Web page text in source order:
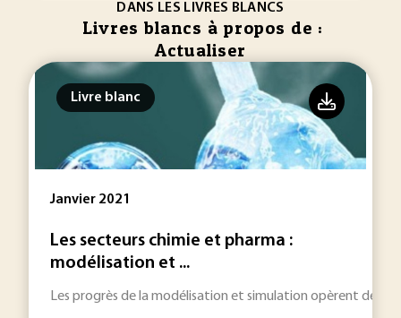
DANS LES LIVRES BLANCS
Livres blancs à propos de :
Actualiser
Livre blanc
Janvier 2021
Les secteurs chimie et pharma :
modélisation et ...
Les progrès de la modélisation et simulation opèrent des